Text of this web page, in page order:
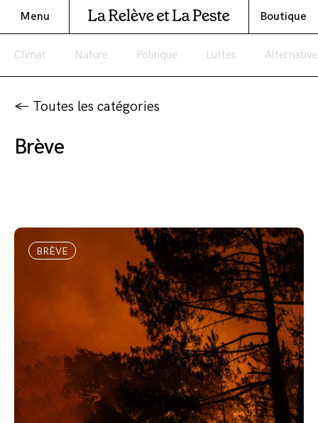
Menu Boutique
Climat Nature Politique Luttes
← Toutes les catégories
Brève
BRÈVE